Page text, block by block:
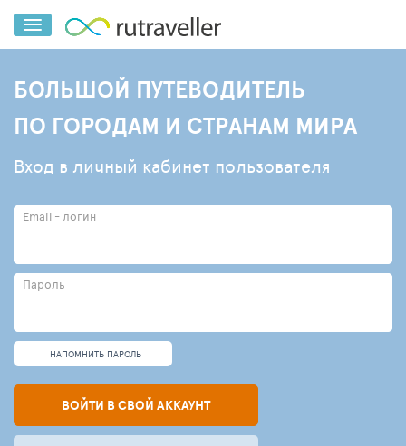
БОЛЬШОЙ ПУТЕВОДИТЕЛЬ
ПО ГОРОДАМ И СТРАНАМ МИРА
Вход в личный кабинет пользователя
Email - логин
Пароль
НАПОМНИТЬ ПАРОЛЬ
ВОЙТИ В СВОЙ АККАУНТ